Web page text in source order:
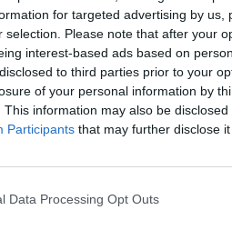
for targeted advertising by
selection. Please note that after your
interest-based ads based on
to third parties prior to your
of your personal information by
This information may also be
Participants that may further disclose
Data Processing Opt Outs
S.R.L.
0-
SPORT SRL
S.R.L.